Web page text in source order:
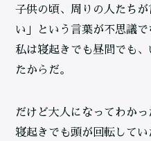
子供の頃、周りの人たち
い」という言葉が不思議で
私は寝起きでも昼間でも
たからだ。
だけど大人になってわかっ
寝起きでも頭が回転して